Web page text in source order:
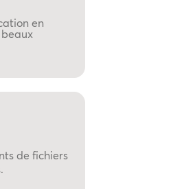
en
de fichiers